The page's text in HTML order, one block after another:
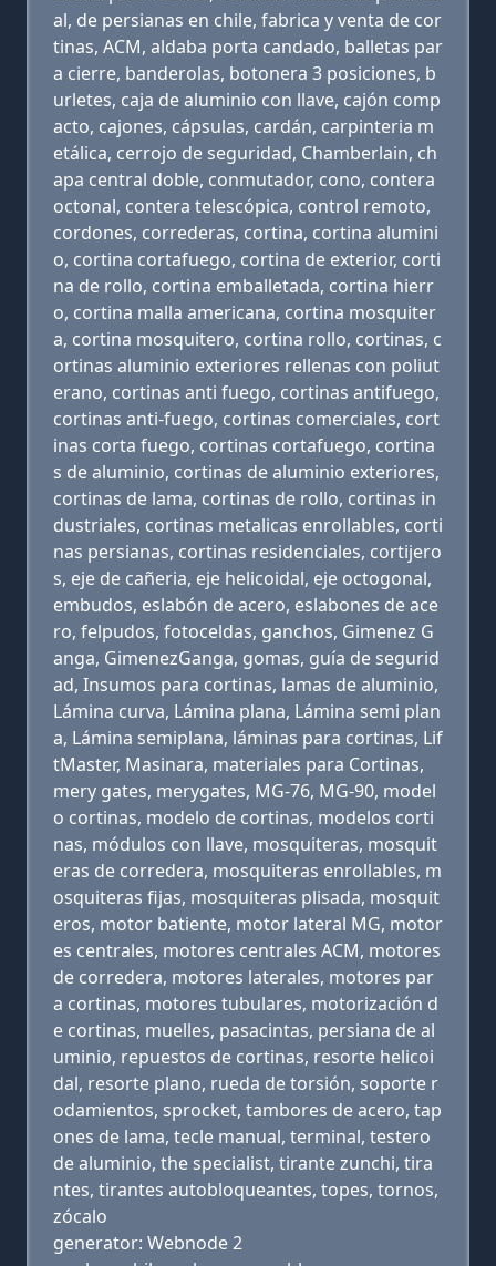
al, de persianas en chile, fabrica y venta de cor
tinas, ACM, aldaba porta candado, balletas par
a cierre, banderolas, botonera 3 posiciones, b
urletes, caja de aluminio con llave, cajón comp
acto, cajones, cápsulas, cardán, carpinteria m
etálica, cerrojo de seguridad, Chamberlain, ch
apa central doble, conmutador, cono, contera
octonal, contera telescópica, control remoto,
cordones, correderas, cortina, cortina alumini
o, cortina cortafuego, cortina de exterior, corti
na de rollo, cortina emballetada, cortina hierr
o, cortina malla americana, cortina mosquiter
a, cortina mosquitero, cortina rollo, cortinas, c
ortinas aluminio exteriores rellenas con poliut
erano, cortinas anti fuego, cortinas antifuego,
cortinas anti-fuego, cortinas comerciales, cort
inas corta fuego, cortinas cortafuego, cortina
s de aluminio, cortinas de aluminio exteriores,
cortinas de lama, cortinas de rollo, cortinas in
dustriales, cortinas metalicas enrollables, corti
nas persianas, cortinas residenciales, cortijero
s, eje de cañeria, eje helicoidal, eje octogonal,
embudos, eslabón de acero, eslabones de ace
ro, felpudos, fotoceldas, ganchos, Gimenez G
anga, GimenezGanga, gomas, guía de segurid
ad, Insumos para cortinas, lamas de aluminio,
Lámina curva, Lámina plana, Lámina semi plan
a, Lámina semiplana, láminas para cortinas, Lif
tMaster, Masinara, materiales para Cortinas,
mery gates, merygates, MG-76, MG-90, model
o cortinas, modelo de cortinas, modelos corti
nas, módulos con llave, mosquiteras, mosquit
eras de corredera, mosquiteras enrollables, m
osquiteras fijas, mosquiteras plisada, mosquit
eros, motor batiente, motor lateral MG, motor
es centrales, motores centrales ACM, motores
de corredera, motores laterales, motores par
a cortinas, motores tubulares, motorización d
e cortinas, muelles, pasacintas, persiana de al
uminio, repuestos de cortinas, resorte helicoi
dal, resorte plano, rueda de torsión, soporte r
odamientos, sprocket, tambores de acero, tap
ones de lama, tecle manual, terminal, testero
de aluminio, the specialist, tirante zunchi, tira
ntes, tirantes autobloqueantes, topes, tornos,
zócalo
generator: Webnode 2